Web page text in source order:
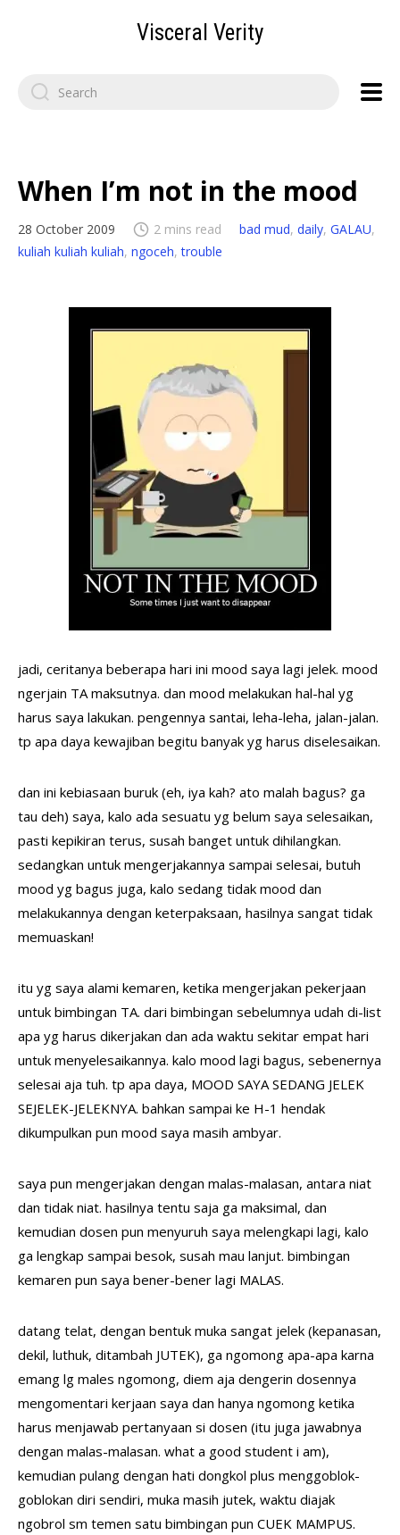
Visceral Verity
Search
for:
When I’m not in the mood
28 October 2009 2 mins read bad mud, daily, GALAU,
kuliah kuliah kuliah, ngoceh,trouble
jadi, ceritanya beberapa hari ini mood saya lagi jelek. mood
ngerjain TA maksutnya. dan mood melakukan hal-hal yg
harus saya lakukan. pengennya santai, leha-leha, jalan-jalan.
tp apa daya kewajiban begitu banyak yg harus diselesaikan.
dan ini kebiasaan buruk (eh, iya kah? ato malah bagus? ga
tau deh) saya, kalo ada sesuatu yg belum saya selesaikan,
pasti kepikiran terus, susah banget untuk dihilangkan.
sedangkan untuk mengerjakannya sampai selesai, butuh
mood yg bagus juga, kalo sedang tidak mood dan
melakukannya dengan keterpaksaan, hasilnya sangat tidak
memuaskan!
itu yg saya alami kemaren, ketika mengerjakan pekerjaan
untuk bimbingan TA. dari bimbingan sebelumnya udah di-list
apa yg harus dikerjakan dan ada waktu sekitar empat hari
untuk menyelesaikannya. kalo mood lagi bagus, sebenernya
selesai aja tuh. tp apa daya, MOOD SAYA SEDANG JELEK
SEJELEK-JELEKNYA. bahkan sampai ke H-1 hendak
dikumpulkan pun mood saya masih ambyar.
saya pun mengerjakan dengan malas-malasan, antara niat
dan tidak niat. hasilnya tentu saja ga maksimal, dan
kemudian dosen pun menyuruh saya melengkapi lagi, kalo
ga lengkap sampai besok, susah mau lanjut. bimbingan
kemaren pun saya bener-bener lagi MALAS.
datang telat, dengan bentuk muka sangat jelek (kepanasan,
dekil, luthuk, ditambah JUTEK), ga ngomong apa-apa karna
emang lg males ngomong, diem aja dengerin dosennya
mengomentari kerjaan saya dan hanya ngomong ketika
harus menjawab pertanyaan si dosen (itu juga jawabnya
dengan malas-malasan. what a good student i am),
kemudian pulang dengan hati dongkol plus menggoblok-
goblokan diri sendiri, muka masih jutek, waktu diajak
ngobrol sm temen satu bimbingan pun CUEK MAMPUS.